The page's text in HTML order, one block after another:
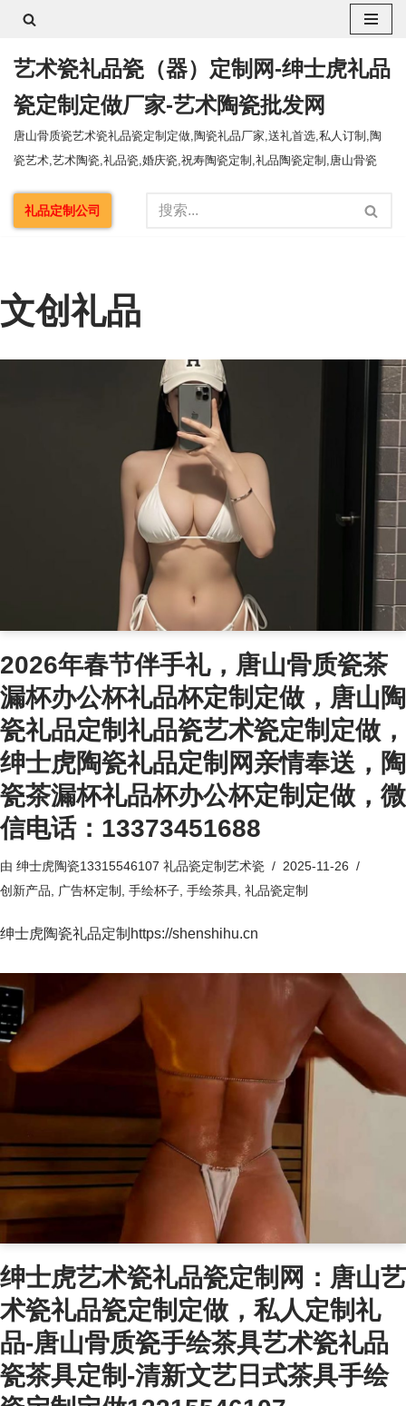
至
正
艺术瓷礼品瓷（器）定制网-绅士虎礼品
瓷定制定做厂家-艺术陶瓷批发网
唐山骨质瓷艺术瓷礼品瓷定制定做,陶瓷礼品厂家,送礼首选,私人订制,陶
瓷艺术,艺术陶瓷,礼品瓷,婚庆瓷,祝寿陶瓷定制,礼品陶瓷定制,唐山骨瓷
礼品定制公司
文创礼品
2026年春节伴手礼，唐山骨质瓷茶
漏杯办公杯礼品杯定制定做，唐山陶
瓷礼品定制礼品瓷艺术瓷定制定做，
绅士虎陶瓷礼品定制网亲情奉送，陶
瓷茶漏杯礼品杯办公杯定制定做，微
信电话：13373451688
由 绅士虎陶瓷13315546107 礼品瓷定制艺术瓷
2025-11-26
创新产品
广告杯定制 手绘杯子 手绘茶具 礼品瓷定制
绅士虎陶瓷礼品定制https://shenshihu.cn
绅士虎艺术瓷礼品瓷定制网：唐山艺
术瓷礼品瓷定制定做，私人定制礼
品-唐山骨质瓷手绘茶具艺术瓷礼品
瓷茶具定制-清新文艺日式茶具手绘